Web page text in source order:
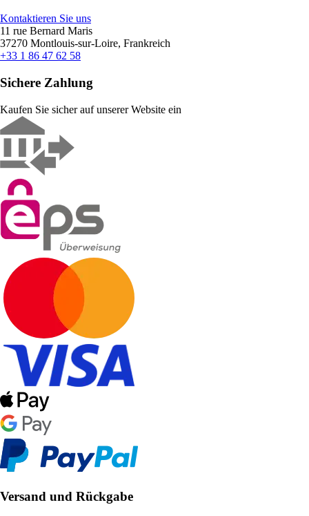
Kontaktieren Sie uns
11 rue Bernard Maris
37270 Montlouis-sur-Loire, Frankreich
+33 1 86 47 62 58
Sichere Zahlung
Kaufen Sie sicher auf unserer Website ein
Versand und Rückgabe